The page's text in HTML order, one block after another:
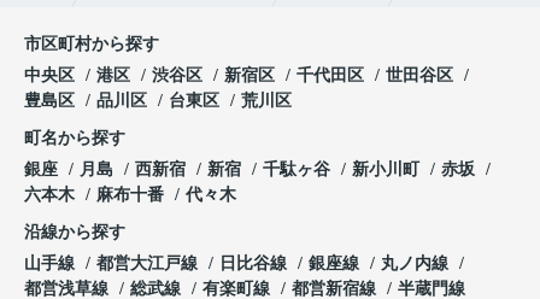
市区町村から探す
中央区
港区 渋谷区 新宿区 千代田区
世田谷区
豊島区
品川区 台東区 荒川区
町名から探す
銀座
月島 西新宿 新宿 千駄ヶ谷 新小川町
赤坂
六本木
麻布十番 代々木
沿線から探す
山手線
都営大江戸線 日比谷線 銀座線
丸ノ内線
都営浅草線
総武線 有楽町線 都営新宿線 半蔵門線